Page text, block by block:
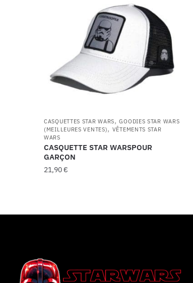
CASQUETTES STAR WARS,GOODIES STAR WARS
(MEILLEURES VENTES), VÊTEMENTS STAR
WARS
CASQUETTE STAR WARSPOUR
GARÇON
21,90€